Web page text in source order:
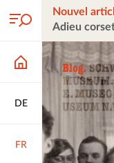
DE
FR
Nouvel
Adieu